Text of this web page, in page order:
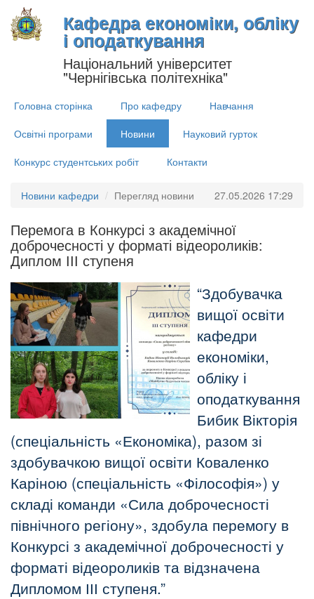
Кафедра економіки, обліку
і оподаткування
Національний університет
"Чернігівська політехніка"
Головна сторінка Про кафедру
Навчання
Освітні програми
Новини
Науковий гурток
Конкурс студентських робіт
Контакти
Новини кафедри Перегляд новини 27.05.2026 17:29
Перемога в Конкурсі з академічної
доброчесності у форматі відеороликів:
Диплом ІІІ ступеня
Здобувачка
вищої освіти
кафедри
економіки,
обліку і
оподаткування
Бибик Вікторія
(спеціальність «Економіка), разом зі
здобувачкою вищої освіти Коваленко
Каріною (спеціальність «Філософія») у
складі команди «Сила доброчесності
північного регіону», здобула перемогу в
Конкурсі з академічної доброчесності у
форматі відеороликів та відзначена
Дипломом ІІІ ступеня.